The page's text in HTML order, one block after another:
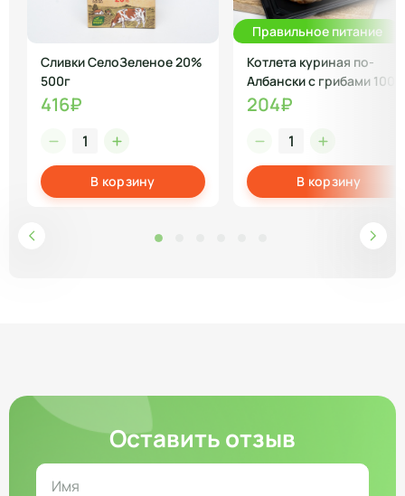
Сливки СелоЗеленое 20%
500г
416₽
В корзину
Правильное питание
Котлета куриная по-
Албански с грибами 100 г
204₽
В корзину
Оставить отзыв